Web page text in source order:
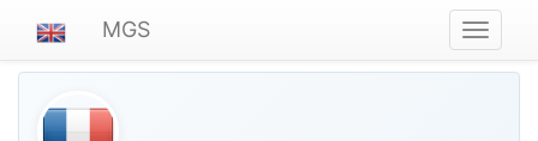
ein-/
MGS